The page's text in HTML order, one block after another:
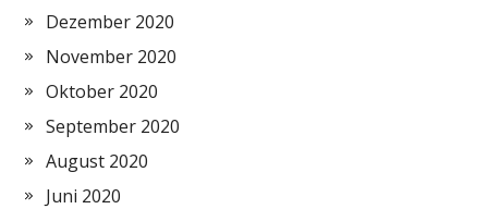
Dezember 2020
November 2020
Oktober 2020
September 2020
August 2020
Juni 2020